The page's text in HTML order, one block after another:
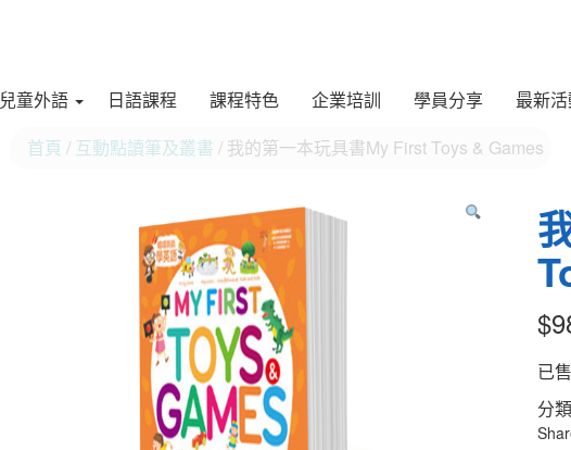
兒童外語 日語課程 課程特色 企業培訓 學員分享 最新
首頁 / 互動點讀筆及叢書 / 我的第一本玩具書My First Toys & Games
$
已
分